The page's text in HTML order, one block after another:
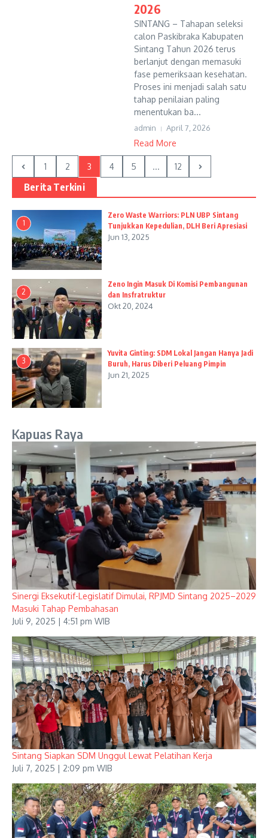
2026
SINTANG – Tahapan seleksi
calon Paskibraka Kabupaten
Sintang Tahun 2026 terus
berlanjut dengan memasuki
fase pemeriksaan kesehatan.
Proses ini menjadi salah satu
tahap penilaian paling
menentukan ba...
admin April 7, 2026
Read More
1 2 3 4 5 ... 12
Berita Terkini
1
Zero Waste Warriors: PLN UBP Sintang
Tunjukkan Kepedulian, DLH Beri Apresiasi
Jun 13, 2025
2
Zeno Ingin Masuk Di Komisi Pembangunan
dan Insfratruktur
Okt 20, 2024
3
Yuvita Ginting: SDM Lokal Jangan Hanya Jadi
Buruh, Harus Diberi Peluang Pimpin
Jun 21, 2025
Kapuas Raya
Sinergi Eksekutif-Legislatif Dimulai, RPJMD Sintang 2025–2029
Masuki Tahap Pembahasan
Juli 9, 2025 | 4:51 pm WIB
Sintang Siapkan SDM Unggul Lewat Pelatihan Kerja
Juli 7, 2025 | 2:09 pm WIB